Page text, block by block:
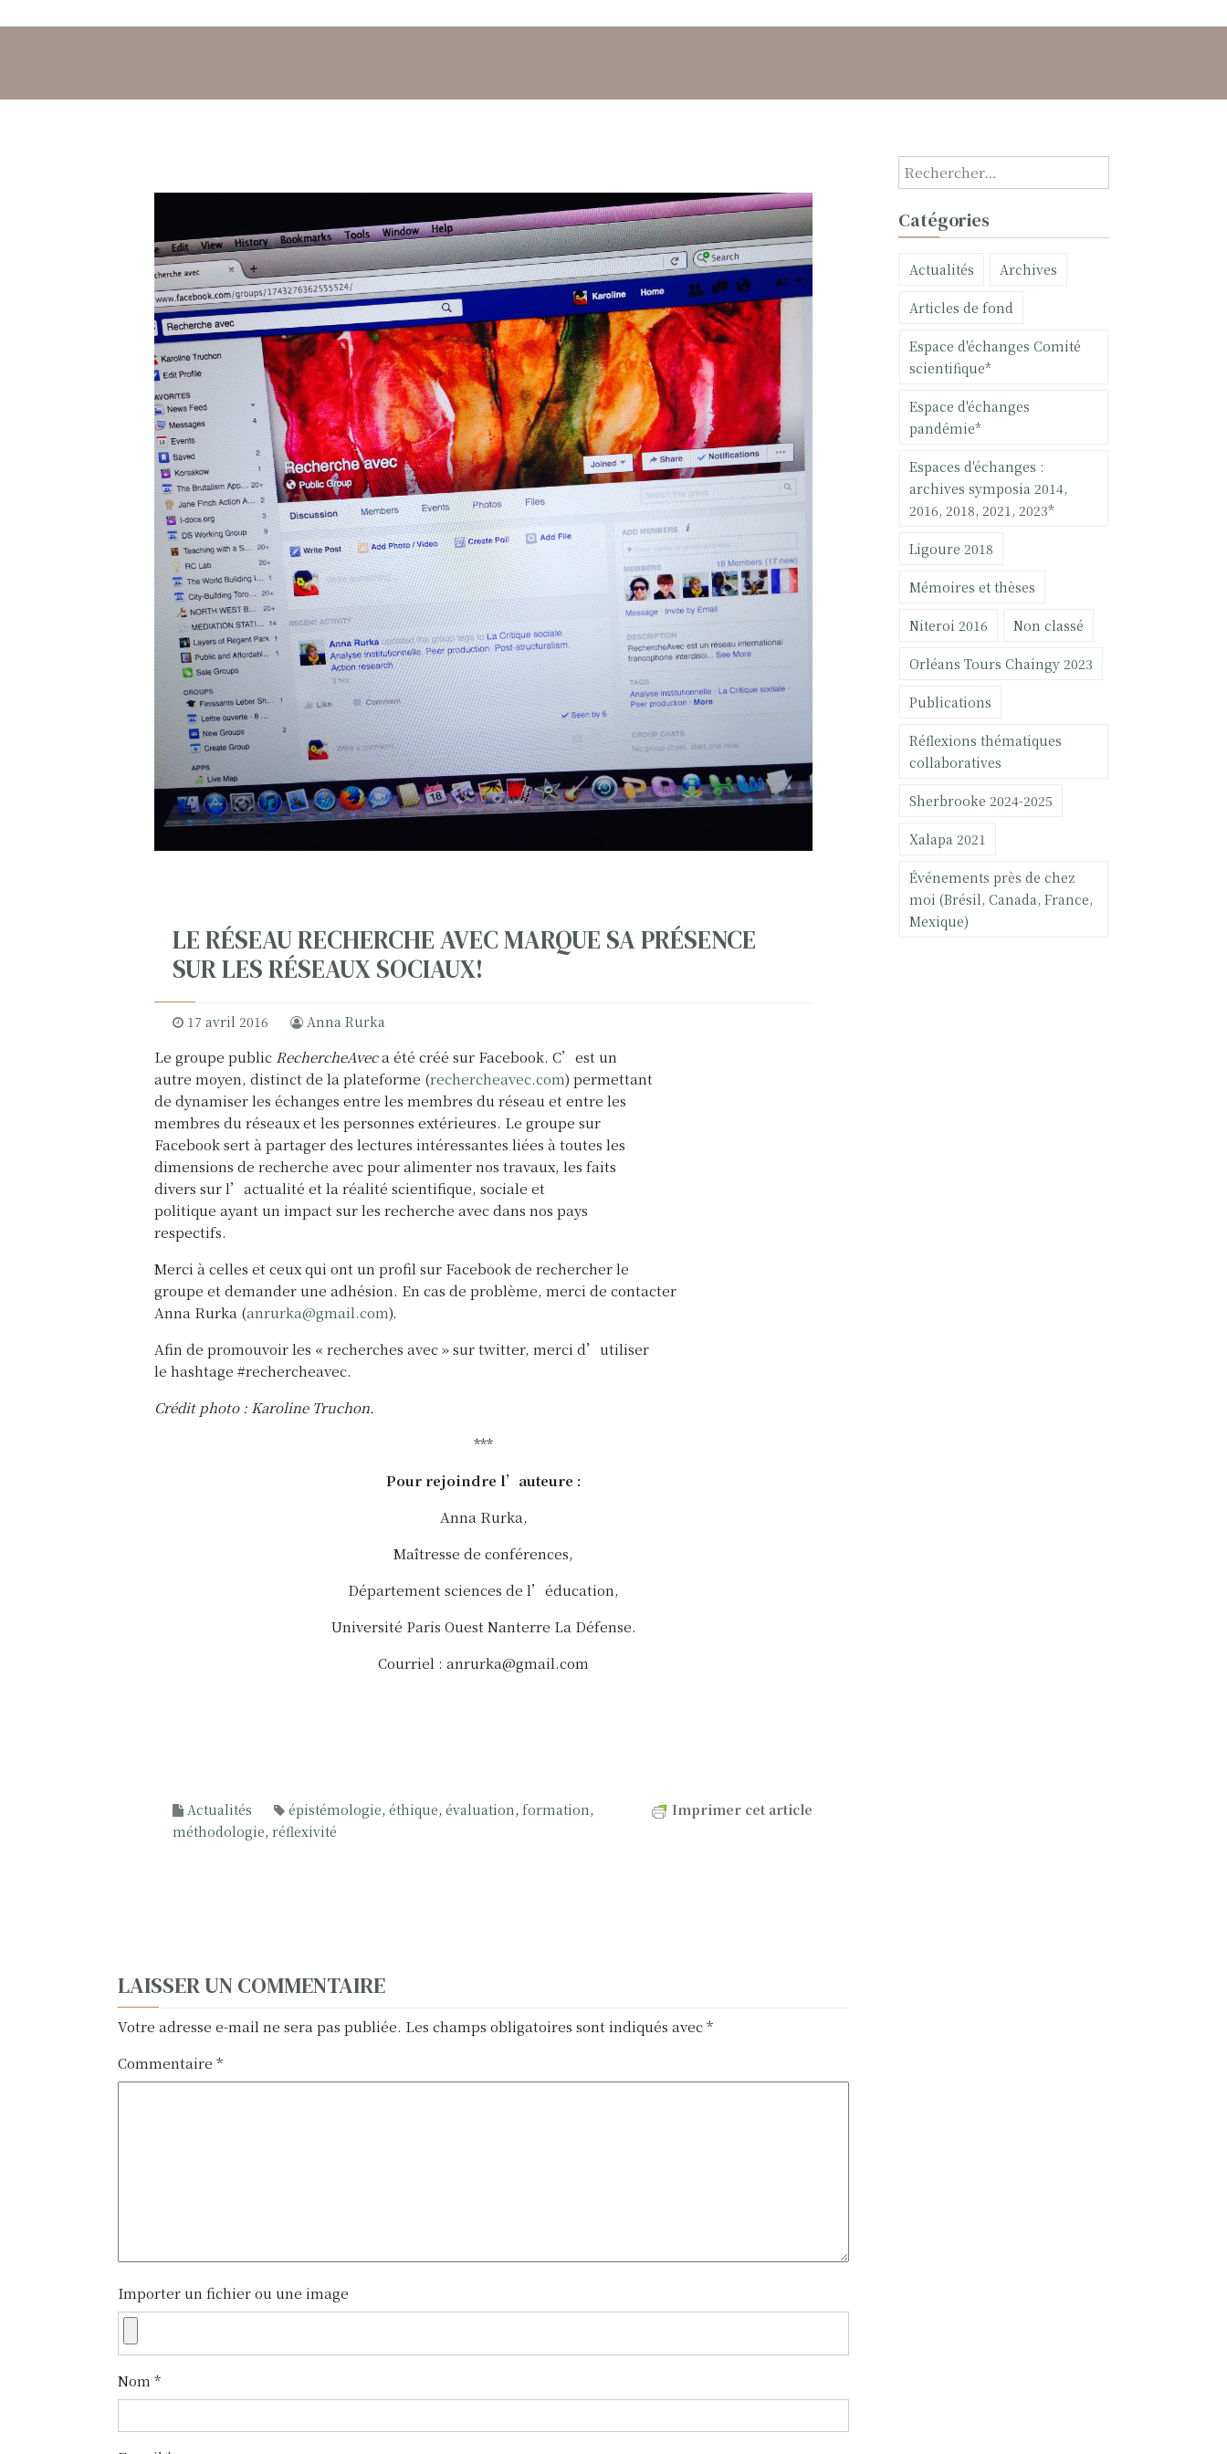
LE RÉSEAU RECHERCHE AVEC MARQUE SA PRÉSENCE
SUR LES RÉSEAUX SOCIAUX!
17 avril 2016 Anna Rurka
Le groupe public RechercheAveca été créé sur Facebook. C’est un
autre moyen, distinct de la plateforme (rechercheavec.com) permettant
de dynamiser les échanges entre les membres du réseau et entre les
membres du réseaux et les personnes extérieures. Le groupe sur
Facebook sert à partager des lectures intéressantes liées à toutes les
dimensions de recherche avec pour alimenter nos travaux, les faits
divers sur l’actualité et la réalité scientifique, sociale et
politique ayant un impact sur les recherche avec dans nos pays
respectifs.
Merci à celles et ceux qui ont un profil sur Facebook de rechercher le
groupe et demander une adhésion. En cas de problème, merci de contacter
Anna Rurka (anrurka@gmail.com).
Afin de promouvoir les « recherches avec » sur twitter, merci d’utiliser
le hashtage #rechercheavec.
Crédit photo : Karoline Truchon.
***
Pour rejoindre l’auteure :
Anna Rurka,
Maîtresse de conférences,
Département sciences de l’éducation,
Université Paris Ouest Nanterre La Défense.
Courriel : anrurka@gmail.com
Imprimer cet article
Actualités épistémologie, éthique, évaluation, formation,
méthodologie, réflexivité
N
a
v
i
o
n
d
e
l
’
LAISSER UN COMMENTAIRE
Votre adresse e-mail ne sera pas publiée. Les champs obligatoires sont indiqués avec*
Commentaire *
Importer un fichier ou une image
Nom *
R
e
h
Catégories
Actualités Archives
Articles de fond
Espace d'échanges Comité
scientifique*
Espace d'échanges
pandémie*
Espaces d'échanges :
archives symposia 2014,
2016, 2018, 2021, 2023*
Ligoure 2018
Mémoires et thèses
Niteroi 2016 Non classé
Orléans Tours Chaingy 2023
Publications
Réflexions thématiques
collaboratives
Sherbrooke 2024-2025
Xalapa 2021
Événements près de chez
moi (Brésil, Canada, France,
Mexique)